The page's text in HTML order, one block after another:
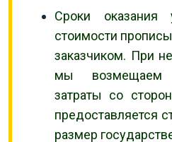
Сроки оказания
стоимости
заказчиком. При
мы возмещаем
затраты со
предоставляется
размер